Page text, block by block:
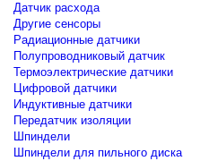
Датчик расхода
Другие сенсоры
Радиационные датчики
Полупроводниковый датчик
Термоэлектрические датчики
Цифровой датчики
Индуктивные датчики
Передатчик изоляции
Шпиндели
Шпиндели для пильного диска